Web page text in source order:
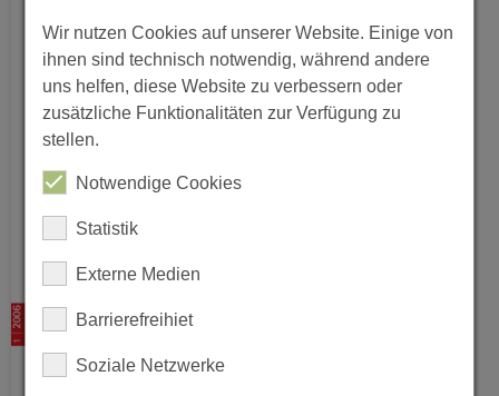
Wir nutzen Cookies auf unserer Website. Einige von
ihnen sind technisch notwendig, während andere
uns helfen, diese Website zu verbessern oder
zusätzliche Funktionalitäten zur Verfügung zu
stellen.
Notwendige Cookies
Statistik
Externe Medien
Barrierefreihiet
Soziale Netzwerke